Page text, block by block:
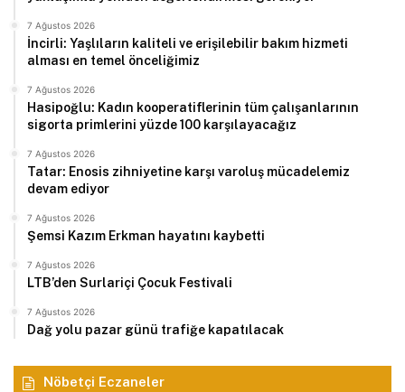
7 Ağustos 2026
İncirli: Yaşlıların kaliteli ve erişilebilir bakım hizmeti
alması en temel önceliğimiz
7 Ağustos 2026
Hasipoğlu: Kadın kooperatiflerinin tüm çalışanlarının
sigorta primlerini yüzde 100 karşılayacağız
7 Ağustos 2026
Tatar: Enosis zihniyetine karşı varoluş mücadelemiz
devam ediyor
7 Ağustos 2026
Şemsi Kazım Erkman hayatını kaybetti
7 Ağustos 2026
LTB’den Surlariçi Çocuk Festivali
7 Ağustos 2026
Dağ yolu pazar günü trafiğe kapatılacak
Nöbetçi Eczaneler